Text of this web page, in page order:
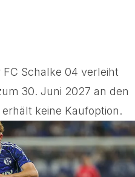
FC Schalke 04 verleiht
30. Juni 2027 an den
keine Kaufoption.